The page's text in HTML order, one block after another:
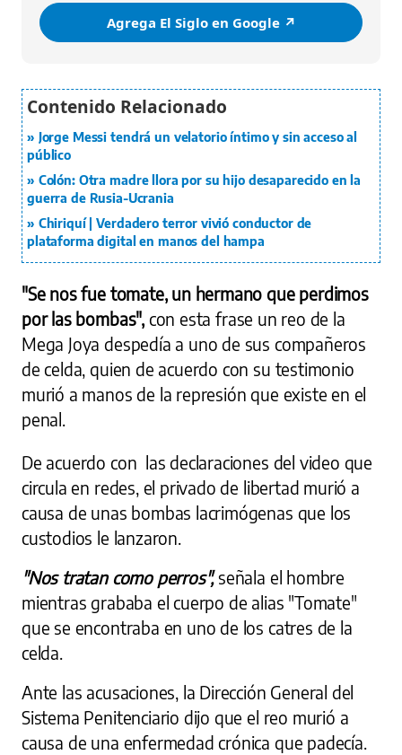
Agrega El Siglo en Google ↗️
Jorge Messi tendrá un velatorio íntimo y sin acceso al
público
Colón: Otra madre llora por su hijo desaparecido en la
guerra de Rusia-Ucrania
Chiriquí | Verdadero terror vivió conductor de
plataforma digital en manos del hampa
"Se nos fue tomate, un hermano que perdimos
por las bombas", con esta frase un reo de la
Mega Joya despedía a uno de sus compañeros
de celda, quien de acuerdo con su testimonio
murió a manos de la represión que existe en el
penal.
De acuerdo con las declaraciones del video que
circula en redes, el privado de libertad murió a
causa de unas bombas lacrimógenas que los
custodios le lanzaron.
"Nos tratan como perros",señala el hombre
mientras grababa el cuerpo de alias "Tomate"
que se encontraba en uno de los catres de la
celda.
Ante las acusaciones, la Dirección General del
Sistema Penitenciario dijo que el reo murió a
causa de una enfermedad crónica que padecía.